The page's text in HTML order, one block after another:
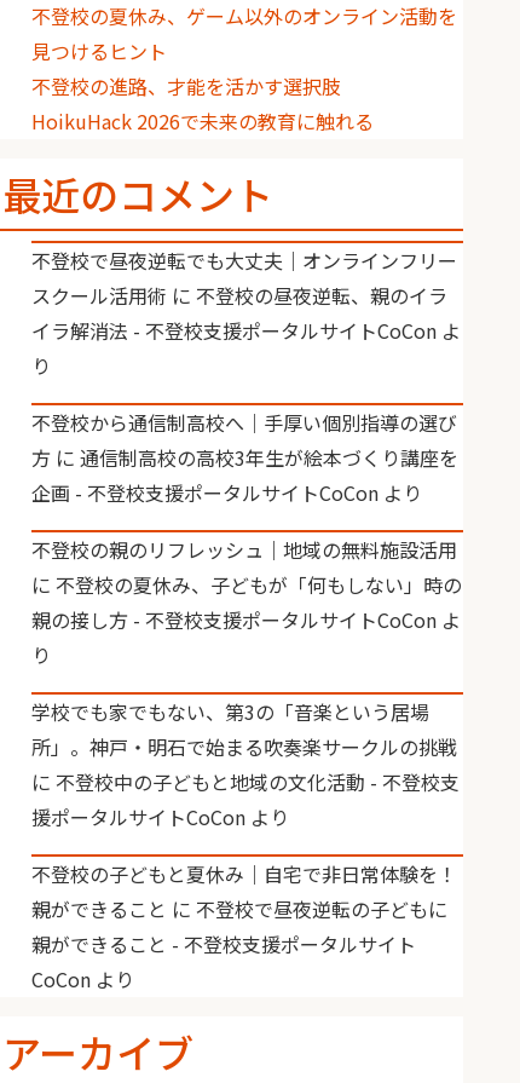
不登校の夏休み、ゲーム以外のオンライン活動を
見つけるヒント
不登校の進路、才能を活かす選択肢
HoikuHack 2026で未来の教育に触れる
最近のコメント
不登校で昼夜逆転でも大丈夫｜オンラインフリー
スクール活用術 に 不登校の昼夜逆転、親のイラ
イラ解消法 - 不登校支援ポータルサイトCoCon よ
り
不登校から通信制高校へ｜手厚い個別指導の選び
方 に通信制高校の高校3年生が絵本づくり講座を
企画 - 不登校支援ポータルサイトCoCon より
不登校の親のリフレッシュ｜地域の無料施設活用
に 不登校の夏休み、子どもが「何もしない」時の
親の接し方 - 不登校支援ポータルサイトCoCon よ
り
学校でも家でもない、第3の「音楽という居場
所」。神戸・明石で始まる吹奏楽サークルの挑戦
に 不登校中の子どもと地域の文化活動 - 不登校支
援ポータルサイトCoCon より
不登校の子どもと夏休み｜自宅で非日常体験を！
親ができること に 不登校で昼夜逆転の子どもに
親ができること - 不登校支援ポータルサイト
CoCon より
アーカイブ